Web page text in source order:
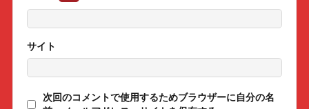
サイト
次回のコメントで使用するためブラウザーに自分の名